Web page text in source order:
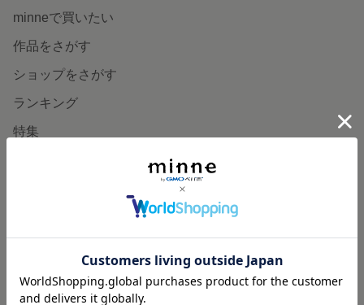
minneで買いたい
作品をさがす
ショップをさがす
ランキング
特集
ヴィンテージ販売
ダウンロード販売